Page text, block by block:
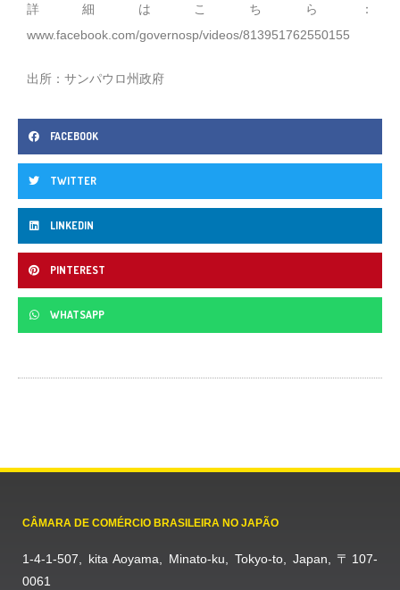
詳細はこちら：
www.facebook.com/governosp/videos/813951762550155
出所：サンパウロ州政府
FACEBOOK
TWITTER
LINKEDIN
PINTEREST
WHATSAPP
CÂMARA DE COMÉRCIO BRASILEIRA NO JAPÃO
1-4-1-507, kita Aoyama, Minato-ku, Tokyo-to, Japan, 〒107-
0061